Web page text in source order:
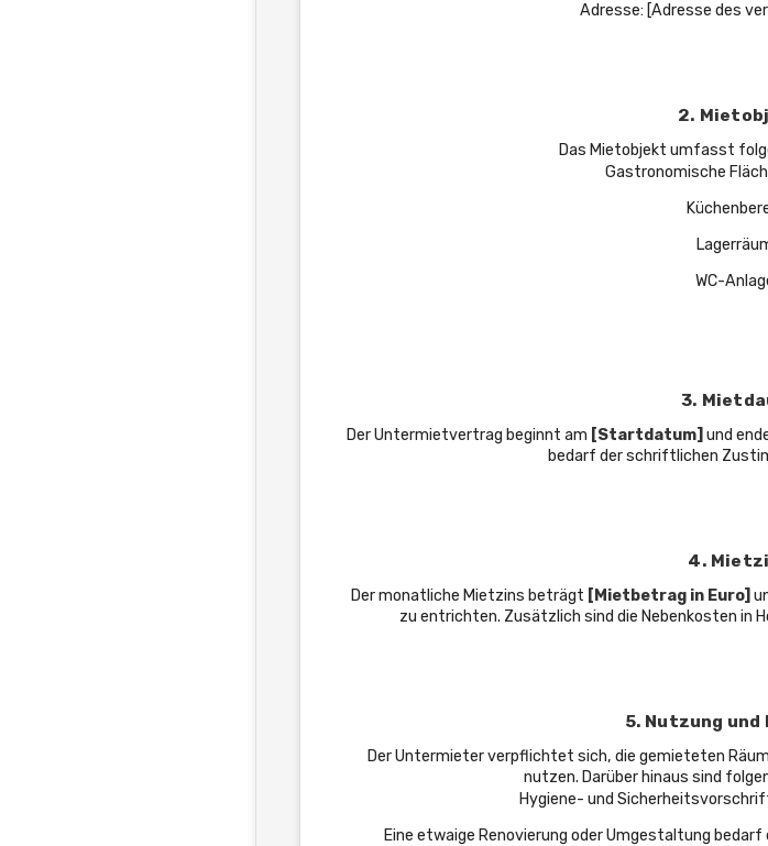
Adresse: [Adresse des
2.
Das Mietobjekt umfasst
Gastronomische
WC-
3.
Der Untermietvertrag beginnt am [Startdatum] und
bedarf der schriftlichen
4.
Der monatliche Mietzins beträgt [Mietbetrag in Euro]
zu entrichten. Zusätzlich sind die Nebenkosten in
5. Nutzung
Der Untermieter verpflichtet sich, die gemieteten
nutzen. Darüber hinaus sind
Hygiene- und
Eine etwaige Renovierung oder Umgestaltung